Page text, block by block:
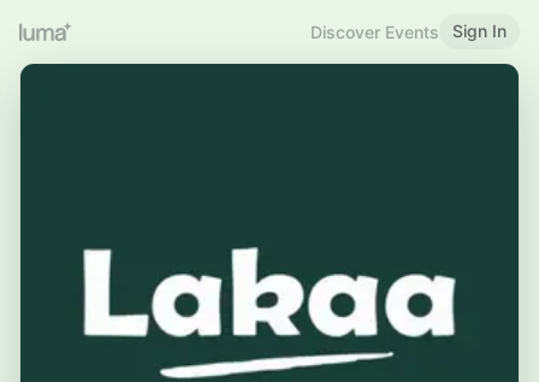
Discover Events Sign In